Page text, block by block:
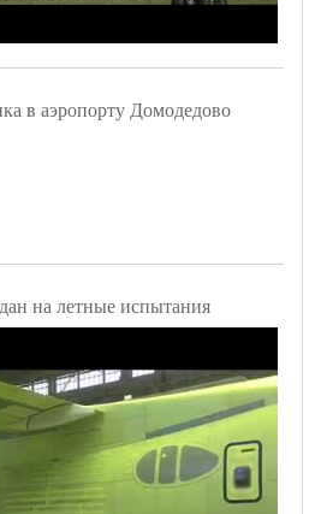
в аэропорту Домодедово
на летные испытания